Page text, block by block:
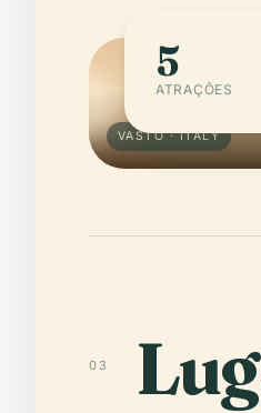
VASTO · ITALY
5
ATRAÇÕES
03